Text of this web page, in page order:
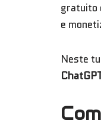
gratuito
e
Neste